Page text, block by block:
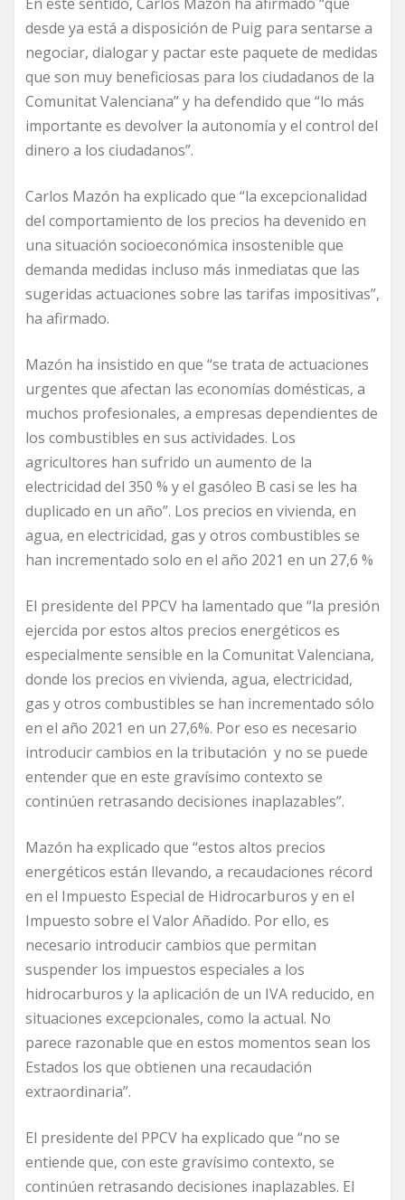
En este sentido, Carlos Mazón ha afirmado “que
desde ya está a disposición de Puig para sentarse a
negociar, dialogar y pactar este paquete de medidas
que son muy beneficiosas para los ciudadanos de la
Comunitat Valenciana” y ha defendido que “lo más
importante es devolver la autonomía y el control del
dinero a los ciudadanos”.
Carlos Mazón ha explicado que “la excepcionalidad
del comportamiento de los precios ha devenido en
una situación socioeconómica insostenible que
demanda medidas incluso más inmediatas que las
sugeridas actuaciones sobre las tarifas impositivas”,
ha afirmado.
Mazón ha insistido en que “se trata de actuaciones
urgentes que afectan las economías domésticas, a
muchos profesionales, a empresas dependientes de
los combustibles en sus actividades. Los
agricultores han sufrido un aumento de la
electricidad del 350 % y el gasóleo B casi se les ha
duplicado en un año”. Los precios en vivienda, en
agua, en electricidad, gas y otros combustibles se
han incrementado solo en el año 2021 en un 27,6 %
El presidente del PPCV ha lamentado que “la presión
ejercida por estos altos precios energéticos es
especialmente sensible en la Comunitat Valenciana,
donde los precios en vivienda, agua, electricidad,
gas y otros combustibles se han incrementado sólo
en el año 2021 en un 27,6%. Por eso es necesario
introducir cambios en la tributación y no se puede
entender que en este gravísimo contexto se
continúen retrasando decisiones inaplazables”.
Mazón ha explicado que “estos altos precios
energéticos están llevando, a recaudaciones récord
en el Impuesto Especial de Hidrocarburos y en el
Impuesto sobre el Valor Añadido. Por ello, es
necesario introducir cambios que permitan
suspender los impuestos especiales a los
hidrocarburos y la aplicación de un IVA reducido, en
situaciones excepcionales, como la actual. No
parece razonable que en estos momentos sean los
Estados los que obtienen una recaudación
extraordinaria”.
El presidente del PPCV ha explicado que “no se
entiende que, con este gravísimo contexto, se
continúen retrasando decisiones inaplazables. El